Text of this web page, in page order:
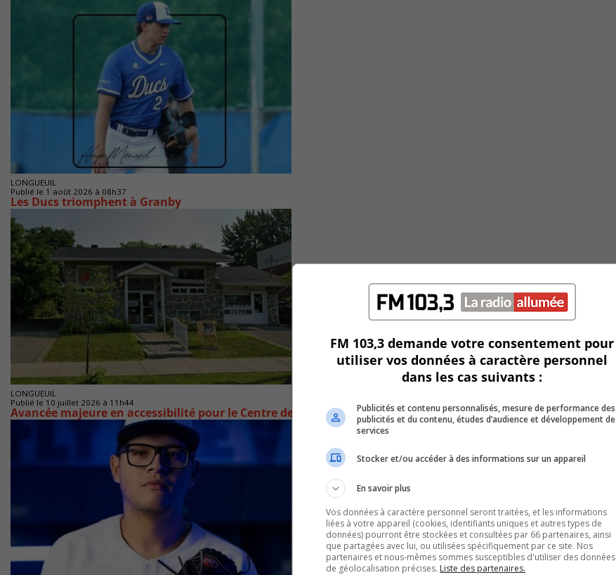
LONGUEUIL
Publié le 1 août 2026 à 08h37
Les Ducs triomphent à Granby
LONGUEUIL
Publié le 10 juillet 2026 à 11h44
Avancée majeure en accessibilité pour le Centre des femmes de Longueuil
FM 103,3 demande votre consentement pour
utiliser vos données à caractère personnel
dans les cas suivants :
Publicités et contenu personnalisés, mesure de performance des
publicités et du contenu, études d’audience et développement de
services
Stocker et/ou accéder à des informations sur un appareil
En savoir plus
Vos données à caractère personnel seront traitées, et les informations
liées à votre appareil (cookies, identifiants uniques et autres types de
données) pourront être stockées et consultées par 66 partenaires, ainsi
que partagées avec lui, ou utilisées spécifiquement par ce site. Nos
partenaires et nous-mêmes sommes susceptibles d'utiliser des données
de géolocalisation précises. Liste des partenaires.